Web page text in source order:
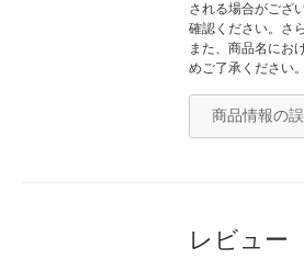
される場合がござ
確認ください。さ
また、商品名にお
めご了承ください。
商品情報の
レビュー